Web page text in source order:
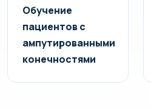
Обучение
пациентов с
ампутированными
конечностями